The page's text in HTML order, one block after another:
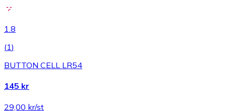
1.8
(1)
BUTTON CELL LR54
145 kr
29,00 kr/st